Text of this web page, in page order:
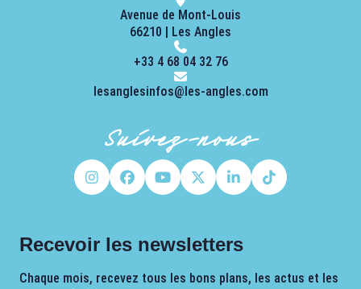
Avenue de Mont-Louis
66210 | Les Angles
+33 4 68 04 32 76
lesanglesinfos@les-angles.com
Suivez-nous
Recevoir les newsletters
Chaque mois, recevez tous les bons plans, les actus et les